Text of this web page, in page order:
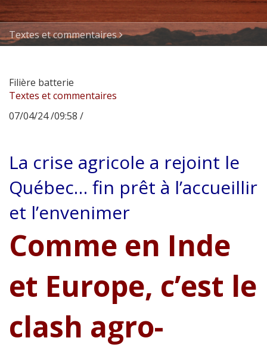
Textes et commentaires
Filière batterie
Textes et commentaires
07/04/24 /09:58 /
La crise agricole a rejoint le
Québec… fin prêt à l’accueillir
et l’envenimer
Comme en Inde
et Europe, c’est le
clash agro-